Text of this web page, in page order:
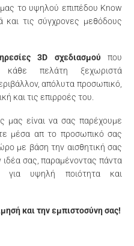
το υψηλού επιπέδου Know
τις σύγχρονες μεθόδους
3D σχεδιασμού που
κάθε πελάτη ξεχωριστά
απόλυτα προσωπικό,
και τις επιρροές του.
μας είναι να σας παρέχουμε
μέσα απ το προσωπικό σας
με βάση την αισθητική σας
σας, παραμένοντας πάντα
για υψηλή ποιότητα και
και την εμπιστοσύνη σας!